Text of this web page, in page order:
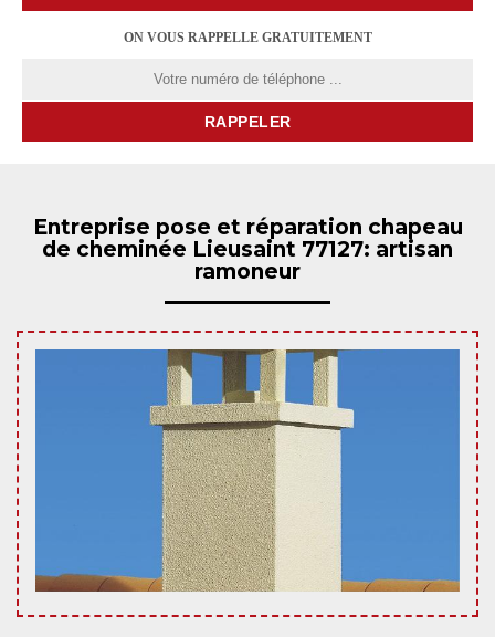
ON VOUS RAPPELLE GRATUITEMENT
Entreprise pose et réparation chapeau
de cheminée Lieusaint 77127: artisan
ramoneur